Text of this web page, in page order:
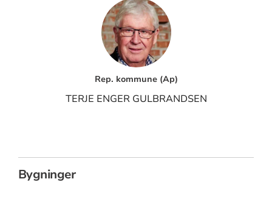
Rep. kommune (Ap)
TERJE ENGER GULBRANDSEN
Bygninger